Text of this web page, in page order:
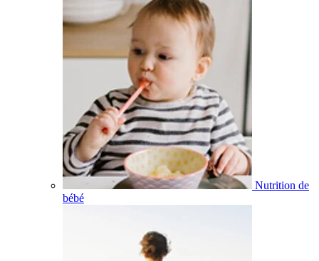
Nutrition de
bébé